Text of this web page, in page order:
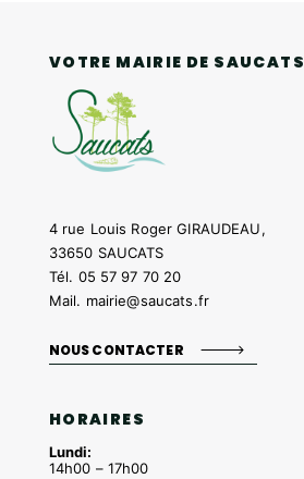
VOTRE MAIRIE DE SAUCATS
4 rue Louis Roger GIRAUDEAU,
33650 SAUCATS
Tél. 05 57 97 70 20
Mail. mairie@saucats.fr
NOUS CONTACTER
HORAIRES
Lundi:
14h00 – 17h00